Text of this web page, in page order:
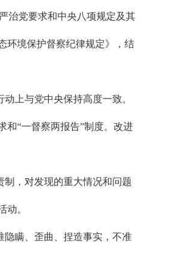
治党要求和中央八项规定及其
环境保护督察纪律规定》，结
上与党中央保持高度一致。
和“一督察两报告”制度。改进
，对发现的重大情况和问题
动。
瞒、歪曲、捏造事实，不准